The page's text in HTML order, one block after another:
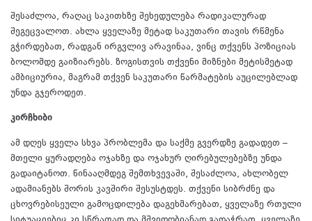
შესაძლოა, რაღაც საკითხზე შეხედულება რადიკალურად
შეგეცვალოთ. ახლა ყველაზე მეტად საკუთარი თავის რწმენა
გჭირდებათ, რადგან ირგვლივ არავინაა, ვინც თქვენს პოზიციას
ბოლომდე გაიზიარებს. ზოგისთვის თქვენი მიზნები მეტისმეტად
ამბიციურია, მაგრამ თქვენ საკუთარი წარმატების აუცილებლად
უნდა გჯეროდეთ.
კირჩხიბი
ამ დღეს ყველა სხვა პრობლემა და საქმე გვერდზე გადადეთ –
მთელი ყურადღება ოჯახზე და ოჯახურ ღირებულებებზე უნდა
გადაიტანოთ. წინააღმდეგ შემთხვევაში, შესაძლოა, ახლობელ
ადამიანებს შორის კავშირი შესუსტდეს. თქვენი სიბრძნე და
ცხოვრებისეული გამოცდილება დაგეხმარებათ, ყველაზე რთული